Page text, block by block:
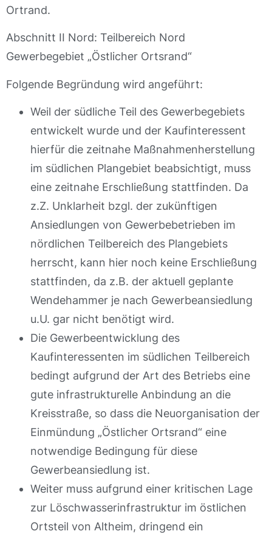
Ortrand.
Abschnitt II Nord: Teilbereich Nord
Gewerbegebiet „Östlicher Ortsrand“
Folgende Begründung wird angeführt:
Weil der südliche Teil des Gewerbegebiets
entwickelt wurde und der Kaufinteressent
hierfür die zeitnahe Maßnahmenherstellung
im südlichen Plangebiet beabsichtigt, muss
eine zeitnahe Erschließung stattfinden. Da
z.Z. Unklarheit bzgl. der zukünftigen
Ansiedlungen von Gewerbebetrieben im
nördlichen Teilbereich des Plangebiets
herrscht, kann hier noch keine Erschließung
stattfinden, da z.B. der aktuell geplante
Wendehammer je nach Gewerbeansiedlung
u.U. gar nicht benötigt wird.
Die Gewerbeentwicklung des
Kaufinteressenten im südlichen Teilbereich
bedingt aufgrund der Art des Betriebs eine
gute infrastrukturelle Anbindung an die
Kreisstraße, so dass die Neuorganisation der
Einmündung „Östlicher Ortsrand“ eine
notwendige Bedingung für diese
Gewerbeansiedlung ist.
Weiter muss aufgrund einer kritischen Lage
zur Löschwasserinfrastruktur im östlichen
Ortsteil von Altheim, dringend ein